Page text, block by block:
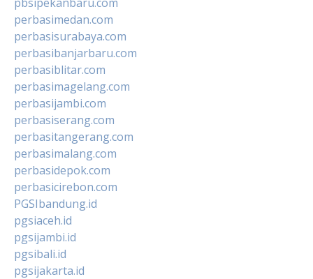
perbasimedan.com
perbasisurabaya.com
perbasibanjarbaru.com
perbasiblitar.com
perbasimagelang.com
perbasijambi.com
perbasiserang.com
perbasitangerang.com
perbasimalang.com
perbasidepok.com
perbasicirebon.com
PGSIbandung.id
pgsiaceh.id
pgsijambi.id
pgsibali.id
pgsijakarta.id